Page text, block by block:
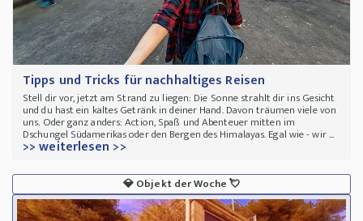
Tipps und Tricks für nachhaltiges Reisen
Stell dir vor, jetzt am Strand zu liegen: Die Sonne strahlt dir ins Gesicht
und du hast ein kaltes Getränk in deiner Hand. Davon träumen viele von
uns. Oder ganz anders: Action, Spaß und Abenteuer mitten im
Dschungel Südamerikas oder den Bergen des Himalayas. Egal wie - wir ...
>> weiterlesen >>
💎Objekt der Woche💘